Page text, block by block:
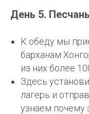
День 5.
К обеду мы
барханам
из них более
Здесь
лагерь и
узнаем почему